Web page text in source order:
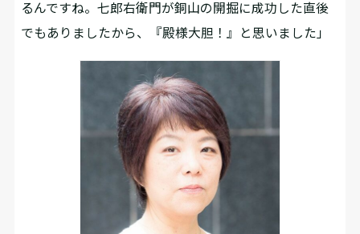
るんですね。七郎右衛門が銅山の開掘に成功した直後
でもありましたから、『殿様大胆！』と思いました」